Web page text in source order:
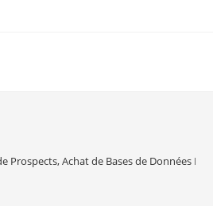
Prospects, Achat de Bases de Données